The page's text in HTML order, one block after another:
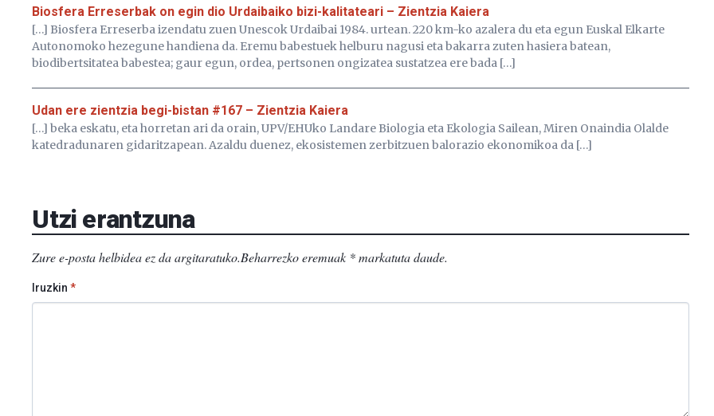
Biosfera Erreserbak on egin dio Urdaibaiko bizi-kalitateari – Zientzia Kaiera
[…] Biosfera Erreserba izendatu zuen Unescok Urdaibai 1984. urtean. 220 km-ko azalera du eta egun Euskal Elkarte
Autonomoko hezegune handiena da. Eremu babestuek helburu nagusi eta bakarra zuten hasiera batean,
biodibertsitatea babestea; gaur egun, ordea, pertsonen ongizatea sustatzea ere bada […]
Udan ere zientzia begi-bistan #167 – Zientzia Kaiera
[…] beka eskatu, eta horretan ari da orain, UPV/EHUko Landare Biologia eta Ekologia Sailean, Miren Onaindia Olalde
katedradunaren gidaritzapean. Azaldu duenez, ekosistemen zerbitzuen balorazio ekonomikoa da […]
Utzi erantzuna
Zure e-posta helbidea ez da argitaratuko.Beharrezko eremuak *markatuta daude.
Iruzkin*